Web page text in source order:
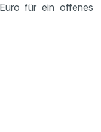
für ein offenes